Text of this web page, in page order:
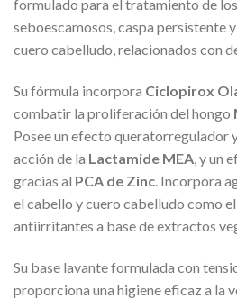
formulado para el tratamiento de
seboescamosos, caspa persistente
cuero cabelludo, relacionados con
Su fórmula incorpora Ciclopirox
combatir la proliferación del hongo
Posee un efecto queratorregulador
acción de la Lactamide MEA, y un
gracias al PCA de Zinc. Incorpora
el cabello y cuero cabelludo como el
antiirritantes a base de extractos
Su base lavante formulada con
proporciona una higiene eficaz a la